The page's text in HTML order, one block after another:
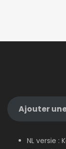
Ajouter
NL versie :